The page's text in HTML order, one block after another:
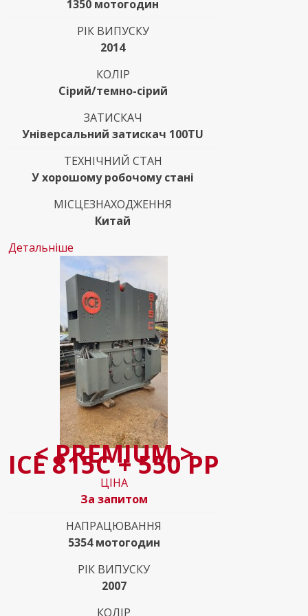
1350 мотогодин
РІК ВИПУСКУ
2014
КОЛІР
Сірий/темно-сірий
ЗАТИСКАЧ
Універсальний затискач 100TU
ТЕХНІЧНИЙ СТАН
У хорошому робочому стані
МІСЦЕЗНАХОДЖЕННЯ
Китай
Детальніше
< PREMIUM >
ICE 815C + 550 PP
ЦІНА
За запитом
НАПРАЦЮВАННЯ
5354 мотогодин
РІК ВИПУСКУ
2007
КОЛІР